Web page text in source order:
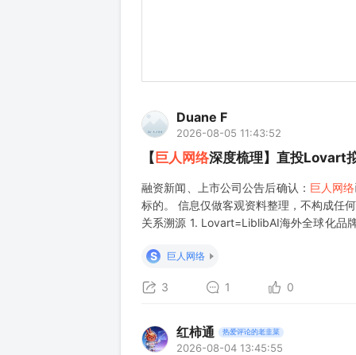
Duane F
2026-08-05 11:43:52
【 巨人网络深度梳理】直投Lovart
融资新闻、上市公司公告后确认： 巨人网络
标的。 信息仅做客观资料整理，不构成任
关系溯源 1. Lovart=LiblibAI海外全球化品
S
巨人网络
3 1 0
红柿通 热爱评论的老韭菜
2026-08-04 13:45:55